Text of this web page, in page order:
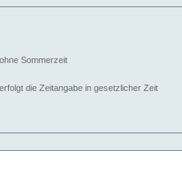
Sommerzeit
die Zeitangabe in gesetzlicher Zeit